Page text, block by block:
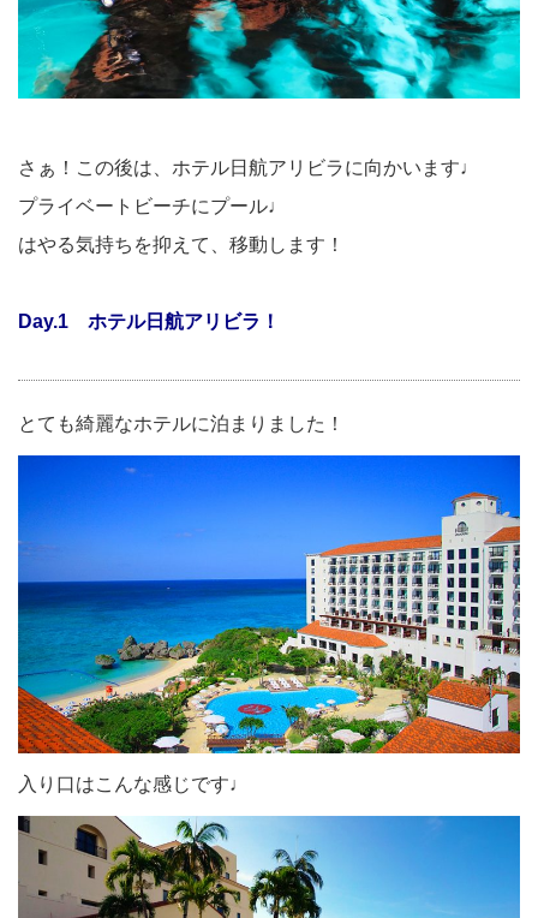
さぁ！この後は、ホテル日航アリビラに向かいます♩
プライベートビーチにプール♩
はやる気持ちを抑えて、移動します！
Day.1 ホテル日航アリビラ！
とても綺麗なホテルに泊まりました！
入り口はこんな感じです♩